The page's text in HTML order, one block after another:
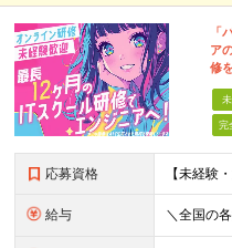
「
ア
修
完
応募資格
給与